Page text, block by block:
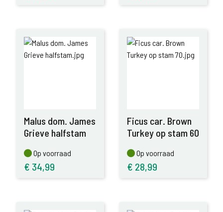
Malus dom. James
Grieve halfstam
Op voorraad
Op voorraad
€ 34,99
Ficus car. Brown
Turkey op stam 60
Op voorraad
Op voorraad
€ 28,99